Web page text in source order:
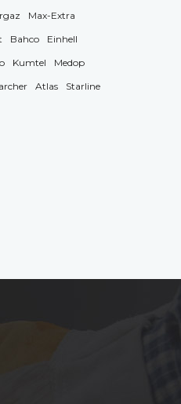
Max-Extra
Bahco
Einhell
Kumtel
Medop
Atlas
Starline